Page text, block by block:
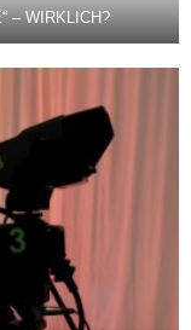
– WIRKLICH?